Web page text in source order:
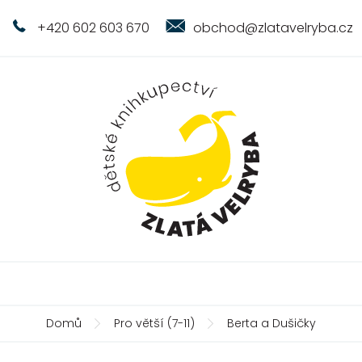
+420 602 603 670 obchod@zlatavelryba.cz
Domů Pro větší (7-11) Berta a Dušičky